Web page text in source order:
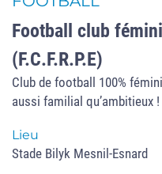
Football club
(F.C.F.R.P.E)
Club de football 100%
aussi familial qu’ambitieux !
Lieu
Stade Bilyk Mesnil-Esnard